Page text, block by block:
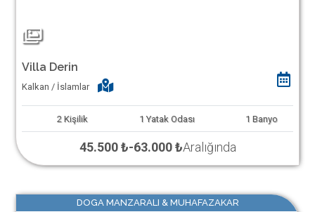
Villa Derin
Kalkan / İslamlar
2 Kişilik 1 Yatak Odası 1 Banyo
45.500 ₺-63.000 ₺Aralığında
DOGA MANZARALI & MUHAFAZAKAR